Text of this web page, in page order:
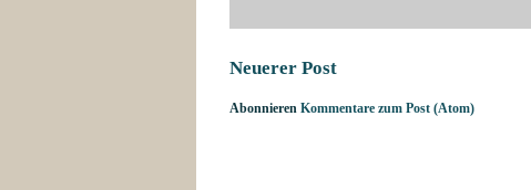
Neuerer Post
Abonnieren Kommentare zum Post (Atom)